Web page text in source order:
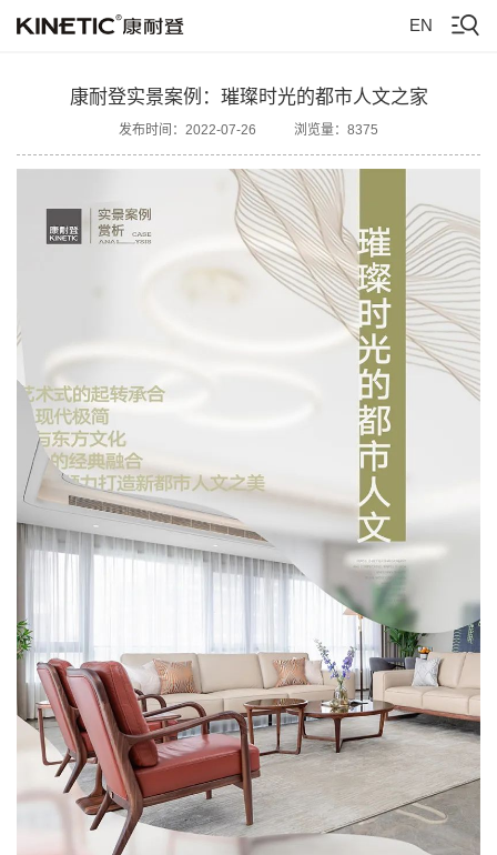
EN
康耐登实景案例：璀璨时光的都市人文之家
发布时间：2022-07-26 浏览量：8375